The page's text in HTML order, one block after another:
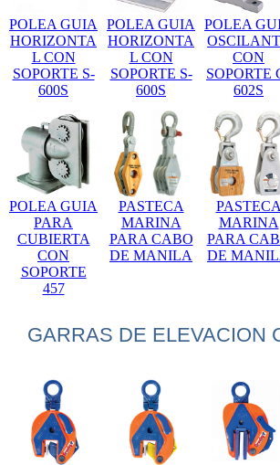
POLEA GUIA
HORIZONTA
L CON
SOPORTE S-
600S
POLEA GUIA
HORIZONTA
L CON
SOPORTE S-
600S
POLEA
CON
SOPORTE
602S
POLEA GUIA
PARA
CUBIERTA
CON
SOPORTE
457
PASTECA
MARINA
PARA CABO
DE MANILA
PASTECA
MARINA
PARA
DE
GARRAS DE ELEVACION